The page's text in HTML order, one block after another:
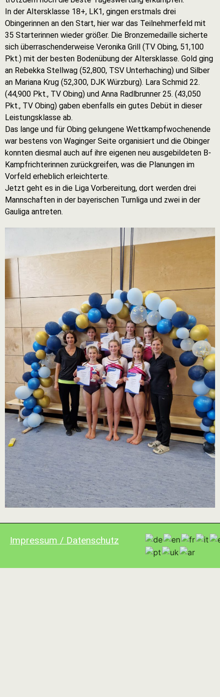
In der Altersklasse 18+, LK1, gingen erstmals drei
Obingerinnen an den Start, hier war das Teilnehmerfeld mit
35 Starterinnen wieder größer. Die Bronzemedaille sicherte
sich überraschenderweise Veronika Grill (TV Obing, 51,100
Pkt.) mit der besten Bodenübung der Altersklasse. Gold ging
an Rebekka Stellwag (52,800, TSV Unterhaching) und Silber
an Mariana Krug (52,300, DJK Würzburg). Lara Schmid 22.
(44,900 Pkt., TV Obing) und Anna Radlbrunner 25. (43,050
Pkt., TV Obing) gaben ebenfalls ein gutes Debüt in dieser
Leistungsklasse ab.
Das lange und für Obing gelungene Wettkampfwochenende
war bestens von Waginger Seite organisiert und die Obinger
konnten diesmal auch auf ihre eigenen neu ausgebildeten B-
Kampfrichterinnen zurückgreifen, was die Planungen im
Vorfeld erheblich erleichterte.
Jetzt geht es in die Liga Vorbereitung, dort werden drei
Mannschaften in der bayerischen Turnliga und zwei in der
Gauliga antreten.
Impressum / Datenschutz